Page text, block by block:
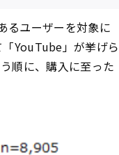
るユーザーを対象に
YouTube」が挙げら
順に、購入に至った